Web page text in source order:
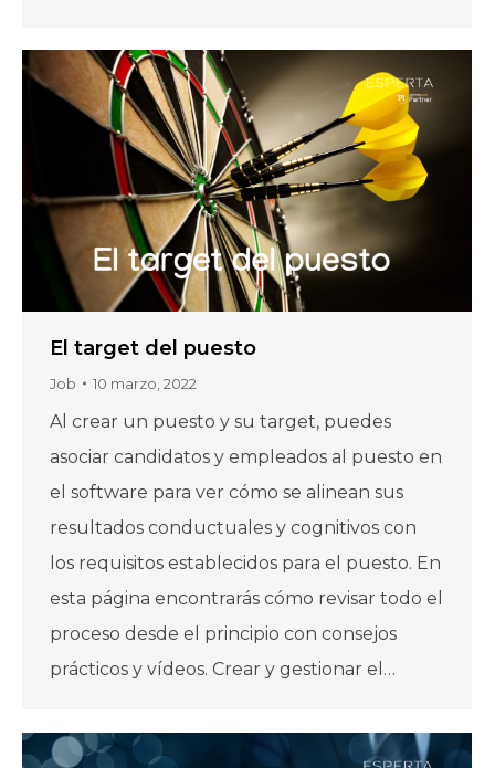
El target del puesto
Job 10 marzo, 2022
Al crear un puesto y su target, puedes
asociar candidatos y empleados al puesto en
el software para ver cómo se alinean sus
resultados conductuales y cognitivos con
los requisitos establecidos para el puesto. En
esta página encontrarás cómo revisar todo el
proceso desde el principio con consejos
prácticos y vídeos. Crear y gestionar el…